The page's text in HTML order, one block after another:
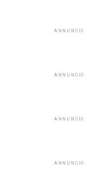
ANNUNCIO
ANNUNCIO
ANNUNCIO
ANNUNCIO